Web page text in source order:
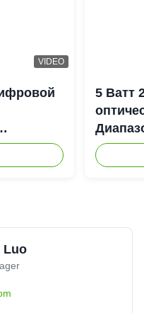
VIDEO
5 Ватт
DAS
Luo